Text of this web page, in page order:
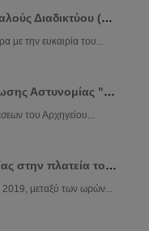
Διεθνής Ημέρα Ασφαλούς Διαδικτύου (SID) 2020
με την ευκαιρία του...
Εκστρατεία Ενημέρωσης Αστυνομίας "ΝΑ ΜΕ ΠΡΟΣΕΧΕΙΣ"
του Αρχηγείου...
Ημέρα της Αστυνομίας στην πλατεία του μεσαιωνικού κάστρου
μεταξύ των ωρών...